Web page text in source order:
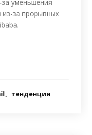
за уменьшения
из-за прорывных
тенденции